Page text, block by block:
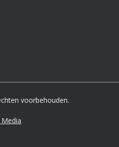
voorbehouden.